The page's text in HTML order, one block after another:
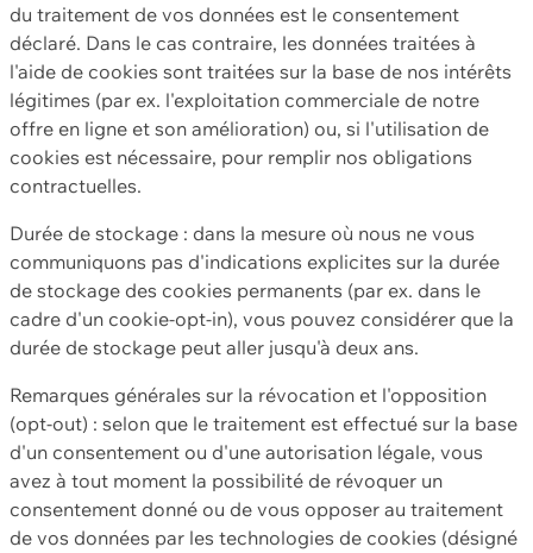
du traitement de vos données est le consentement
déclaré. Dans le cas contraire, les données traitées à
l'aide de cookies sont traitées sur la base de nos intérêts
légitimes (par ex. l'exploitation commerciale de notre
offre en ligne et son amélioration) ou, si l'utilisation de
cookies est nécessaire, pour remplir nos obligations
contractuelles.
Durée de stockage : dans la mesure où nous ne vous
communiquons pas d'indications explicites sur la durée
de stockage des cookies permanents (par ex. dans le
cadre d'un cookie-opt-in), vous pouvez considérer que la
durée de stockage peut aller jusqu'à deux ans.
Remarques générales sur la révocation et l'opposition
(opt-out) : selon que le traitement est effectué sur la base
d'un consentement ou d'une autorisation légale, vous
avez à tout moment la possibilité de révoquer un
consentement donné ou de vous opposer au traitement
de vos données par les technologies de cookies (désigné